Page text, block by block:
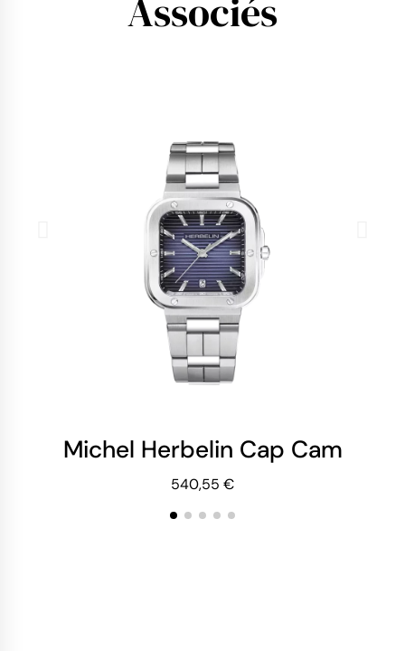
Associés
Michel Herbelin Cap Camarat
540,55 €